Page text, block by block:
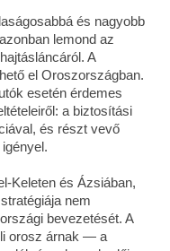
és nagyobb
lemond az
A
el Oroszországban.
esetén érdemes
a biztosítási
és részt vevő
Keleten és Ázsiában,
nem
bevezetését. A
orosz árnak — a